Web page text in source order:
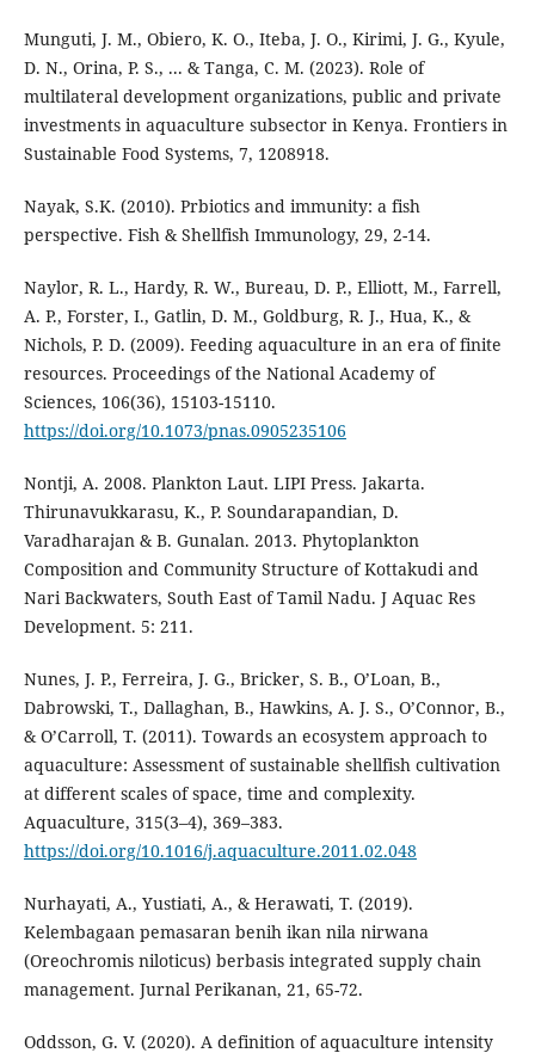
Munguti, J. M., Obiero, K. O., Iteba, J. O., Kirimi, J. G., Kyule,
D. N., Orina, P. S., ... & Tanga, C. M. (2023). Role of
multilateral development organizations, public and private
investments in aquaculture subsector in Kenya. Frontiers in
Sustainable Food Systems, 7, 1208918.
Nayak, S.K. (2010). Prbiotics and immunity: a fish
perspective. Fish & Shellfish Immunology, 29, 2-14.
Naylor, R. L., Hardy, R. W., Bureau, D. P., Elliott, M., Farrell,
A. P., Forster, I., Gatlin, D. M., Goldburg, R. J., Hua, K., &
Nichols, P. D. (2009). Feeding aquaculture in an era of finite
resources. Proceedings of the National Academy of
Sciences, 106(36), 15103-15110.
https://doi.org/10.1073/pnas.0905235106
Nontji, A. 2008. Plankton Laut. LIPI Press. Jakarta.
Thirunavukkarasu, K., P. Soundarapandian, D.
Varadharajan & B. Gunalan. 2013. Phytoplankton
Composition and Community Structure of Kottakudi and
Nari Backwaters, South East of Tamil Nadu. J Aquac Res
Development. 5: 211.
Nunes, J. P., Ferreira, J. G., Bricker, S. B., O’Loan, B.,
Dabrowski, T., Dallaghan, B., Hawkins, A. J. S., O’Connor, B.,
& O’Carroll, T. (2011). Towards an ecosystem approach to
aquaculture: Assessment of sustainable shellfish cultivation
at different scales of space, time and complexity.
Aquaculture, 315(3–4), 369–383.
https://doi.org/10.1016/j.aquaculture.2011.02.048
Nurhayati, A., Yustiati, A., & Herawati, T. (2019).
Kelembagaan pemasaran benih ikan nila nirwana
(Oreochromis niloticus) berbasis integrated supply chain
management. Jurnal Perikanan, 21, 65-72.
Oddsson, G. V. (2020). A definition of aquaculture intensity